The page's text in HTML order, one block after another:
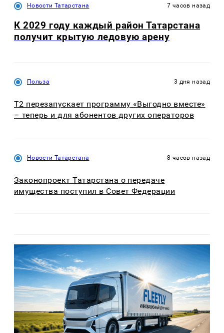
Новости Татарстана 7 часов назад
К 2029 году каждый район Татарстана
получит крытую ледовую арену
Польза 3 дня назад
Т2 перезапускает программу «Выгодно вместе»
– теперь и для абонентов других операторов
Новости Татарстана 8 часов назад
Законопроект Татарстана о передаче
имущества поступил в Совет Федерации